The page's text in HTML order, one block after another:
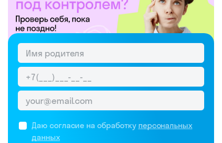
Даю согласие на обработку персональных
данных